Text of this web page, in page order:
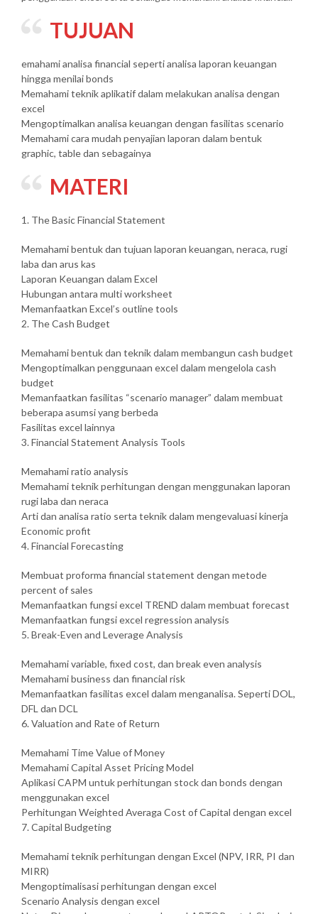
TUJUAN
emahami analisa financial seperti analisa laporan keuangan
hingga menilai bonds
Memahami teknik aplikatif dalam melakukan analisa dengan
excel
Mengoptimalkan analisa keuangan dengan fasilitas scenario
Memahami cara mudah penyajian laporan dalam bentuk
graphic, table dan sebagainya
MATERI
1. The Basic Financial Statement
Memahami bentuk dan tujuan laporan keuangan, neraca, rugi
laba dan arus kas
Laporan Keuangan dalam Excel
Hubungan antara multi worksheet
Memanfaatkan Excel’s outline tools
2. The Cash Budget
Memahami bentuk dan teknik dalam membangun cash budget
Mengoptimalkan penggunaan excel dalam mengelola cash
budget
Memanfaatkan fasilitas “scenario manager” dalam membuat
beberapa asumsi yang berbeda
Fasilitas excel lainnya
3. Financial Statement Analysis Tools
Memahami ratio analysis
Memahami teknik perhitungan dengan menggunakan laporan
rugi laba dan neraca
Arti dan analisa ratio serta teknik dalam mengevaluasi kinerja
Economic profit
4. Financial Forecasting
Membuat proforma financial statement dengan metode
percent of sales
Memanfaatkan fungsi excel TREND dalam membuat forecast
Memanfaatkan fungsi excel regression analysis
5. Break-Even and Leverage Analysis
Memahami variable, fixed cost, dan break even analysis
Memahami business dan financial risk
Memanfaatkan fasilitas excel dalam menganalisa. Seperti DOL,
DFL dan DCL
6. Valuation and Rate of Return
Memahami Time Value of Money
Memahami Capital Asset Pricing Model
Aplikasi CAPM untuk perhitungan stock dan bonds dengan
menggunakan excel
Perhitungan Weighted Averaga Cost of Capital dengan excel
7. Capital Budgeting
Memahami teknik perhitungan dengan Excel (NPV, IRR, PI dan
MIRR)
Mengoptimalisasi perhitungan dengan excel
Scenario Analysis dengan excel